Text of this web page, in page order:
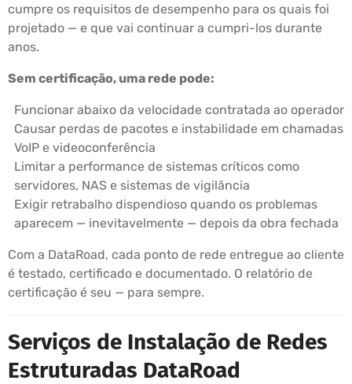
cumpre os requisitos de desempenho para os quais foi
projetado — e que vai continuar a cumpri-los durante
anos.
Sem certificação, uma rede pode:
Funcionar abaixo da velocidade contratada ao operador
Causar perdas de pacotes e instabilidade em chamadas
VoIP e videoconferência
Limitar a performance de sistemas críticos como
servidores, NAS e sistemas de vigilância
Exigir retrabalho dispendioso quando os problemas
aparecem — inevitavelmente — depois da obra fechada
Com a DataRoad, cada ponto de rede entregue ao cliente
é testado, certificado e documentado. O relatório de
certificação é seu — para sempre.
Serviços de Instalação de Redes
Estruturadas DataRoad